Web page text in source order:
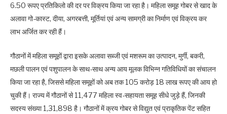
6.50 रूपए प्रतिकिलो की दर पर विक्रय किया जा रहा है। महिला समूह गोबर से खाद के
अलावा गो-कास्ट, दीया, अगरबत्ती, मूर्तियां एवं अन्य सामग्री का निर्माण एवं विक्रय कर
लाभ अर्जित कर रही हैं।
गौठानों में महिला समूहों द्वारा इसके अलावा सब्जी एवं मशरूम का उत्पादन, मुर्गी, बकरी,
मछली पालन एवं पशुपालन के साथ-साथ अन्य आय मूलक विभिन्न गतिविधियों का संचालन
किया जा रहा है, जिससे महिला समूहों को अब तक 105 करोड़ 18 लाख रूपए की आय हो
चुकी हैं। राज्य में गौठानों से 11,477 महिला स्व-सहायता समूह सीधे जुड़े हैं, जिनकी
सदस्य संख्या 1,31,898 है। गौठानों में क्रय गोबर से विद्युत एवं प्राकृतिक पेंट सहित